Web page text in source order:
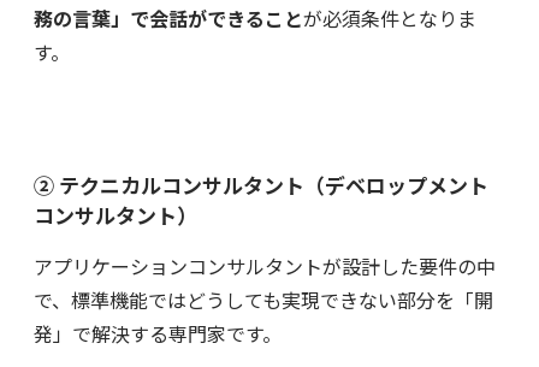
務の言葉」で会話ができることが必須条件となりま
す。
② テクニカルコンサルタント（デベロップメント
コンサルタント）
アプリケーションコンサルタントが設計した要件の中
で、標準機能ではどうしても実現できない部分を「開
発」で解決する専門家です。